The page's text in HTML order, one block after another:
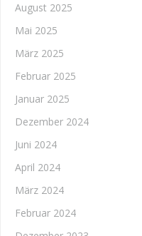
August 2025
Mai 2025
März 2025
Februar 2025
Januar 2025
Dezember 2024
Juni 2024
April 2024
März 2024
Februar 2024